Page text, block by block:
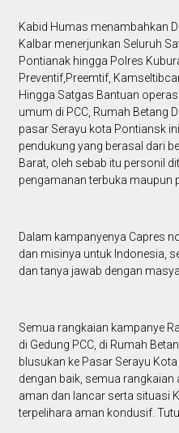
Kabid Humas menambahkan
Kalbar menerjunkan Seluruh
Pontianak hingga Polres
Preventif,Preemtif,
Hingga Satgas Bantuan
umum di PCC, Rumah Betang
pasar Serayu kota Pontiansk
pendukung yang berasal dari
Barat, oleh sebab itu personil
pengamanan terbuka maupun
Dalam kampanyenya Capres
dan misinya untuk Indonesia,
dan tanya jawab dengan
Semua rangkaian kampanye
di Gedung PCC, di Rumah
blusukan ke Pasar Serayu
dengan baik, semua
aman dan lancar serta situasi
terpelihara aman kondusif.